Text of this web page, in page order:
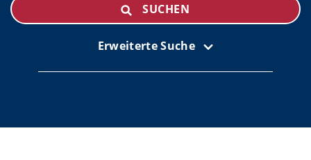
SUCHEN
Erweiterte Suche